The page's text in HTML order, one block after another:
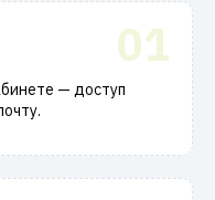
01
— доступ